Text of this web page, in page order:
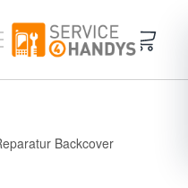
Backcover